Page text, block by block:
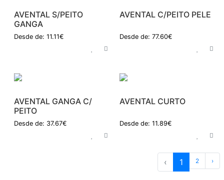
AVENTAL S/PEITO
GANGA
Desde de: 11.11€
AVENTAL C/PEITO PELE
Desde de: 77.60€
AVENTAL GANGA C/
PEITO
Desde de: 37.67€
AVENTAL CURTO
Desde de: 11.89€
‹ 1 2 ›